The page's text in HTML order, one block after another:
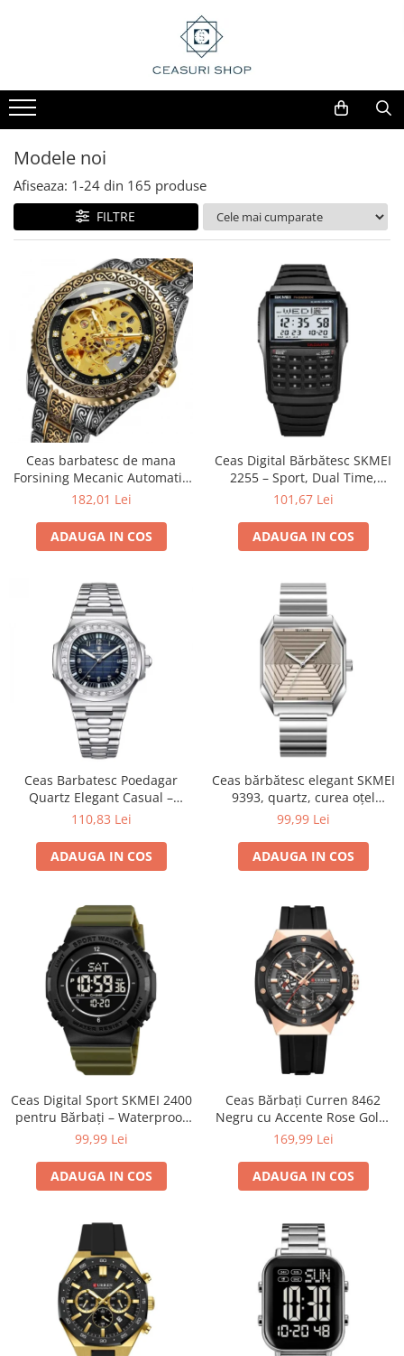
Modele noi
Afiseaza: 1-24 din 165 produse
FILTRE
Ceas barbatesc de mana
Forsining Mecanic Automatic
Skeleton Analog Argintiu
182,01 Lei
ADAUGA IN COS
Ceas Digital Bărbătesc SKMEI
2255 – Sport, Dual Time,
Cronometru, Agenda
101,67 Lei
ADAUGA IN COS
Ceas Barbatesc Poedagar
Quartz Elegant Casual –
Brățară și Carcasă din Oțel
Indici Luminoși
110,83 Lei
ADAUGA IN COS
Ceas bărbătesc elegant SKMEI
9393, quartz, curea oțel
inoxidabil, rezistent la apă
99,99 Lei
ADAUGA IN COS
Ceas Digital Sport SKMEI 2400
pentru Bărbați – Waterproof
50M, LED, Alarmă, Verde
99,99 Lei
ADAUGA IN COS
Ceas Bărbați Curren 8462
Negru cu Accente Rose Gold,
Cronograf Quartz, Curea
169,99 Lei
ADAUGA IN COS